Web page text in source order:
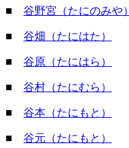
■ 谷野宮（たにのみや）
■ 谷畑（たにはた）
■ 谷原（たにはら）
■ 谷村（たにむら）
■ 谷本（たにもと）
■ 谷元（たにもと）